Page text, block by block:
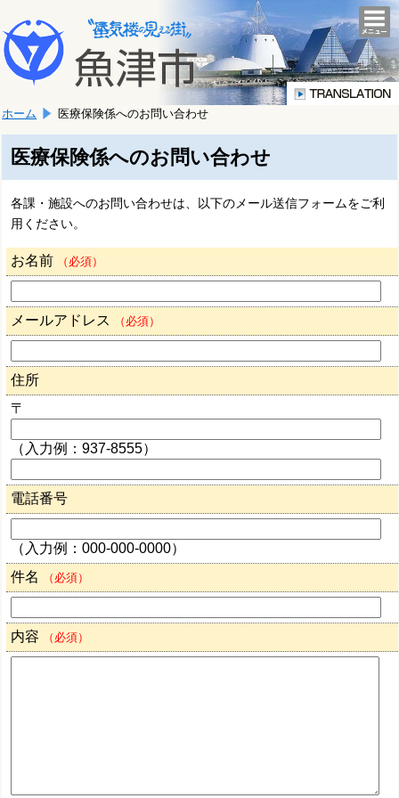
文
へ
移
ま
す。
こ
か
文
で
す。
ホーム 医療保険係へのお問い合わせ
医療保険係へのお問い合わせ
各課・施設へのお問い合わせは、以下のメール送信フォームをご利
用ください。
お名前 （必須）
メールアドレス （必須）
住所
〒
（入力例：937-8555）
電話番号
（入力例：000-000-0000）
件名
（必須）
内容 （必須）